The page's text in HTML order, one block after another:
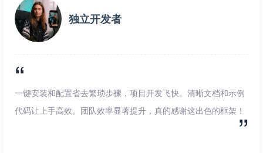
独立开发者
一键安装和配置省去繁琐步骤，项目开发飞快。清晰文档和示例
代码让上手高效。团队效率显著提升，真的感谢这出色的框架！